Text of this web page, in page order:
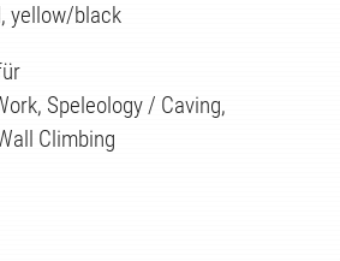
yellow/black
Speleology / Caving,
Climbing